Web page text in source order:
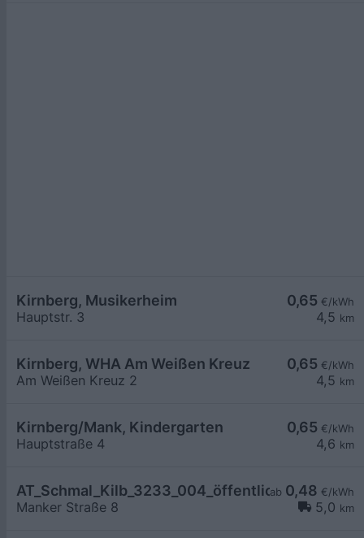
0,65 €/kWh
4,5 km
Kirnberg, Musikerheim
Hauptstr. 3
0,65 €/kWh
4,5 km
Kirnberg, WHA Am Weißen Kreuz
Am Weißen Kreuz 2
0,65 €/kWh
4,6 km
Kirnberg/Mank, Kindergarten
Hauptstraße 4
ab 0,48 €/kWh
5,0 km
AT_Schmal_Kilb_3233_004_öffentlich
Manker Straße 8